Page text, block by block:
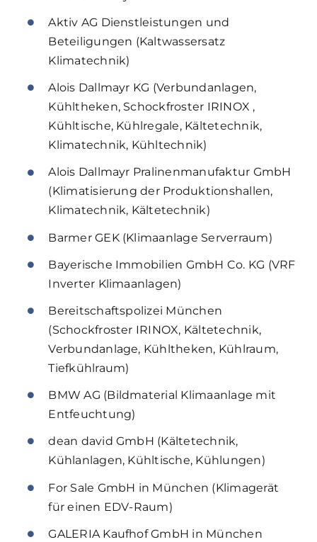
Aktiv AG Dienstleistungen und
Beteiligungen (Kaltwassersatz
Klimatechnik)
Alois Dallmayr KG (Verbundanlagen,
Kühltheken, Schockfroster IRINOX ,
Kühltische, Kühlregale, Kältetechnik,
Klimatechnik, Kühltechnik)
Alois Dallmayr Pralinenmanufaktur GmbH
(Klimatisierung der Produktionshallen,
Klimatechnik, Kältetechnik)
Barmer GEK (Klimaanlage Serverraum)
Bayerische Immobilien GmbH Co. KG (VRF
Inverter Klimaanlagen)
Bereitschaftspolizei München
(Schockfroster IRINOX, Kältetechnik,
Verbundanlage, Kühltheken, Kühlraum,
Tiefkühlraum)
BMW AG (Bildmaterial Klimaanlage mit
Entfeuchtung)
dean david GmbH (Kältetechnik,
Kühlanlagen, Kühltische, Kühlungen)
For Sale GmbH in München (Klimagerät
für einen EDV-Raum)
GALERIA Kaufhof GmbH in München